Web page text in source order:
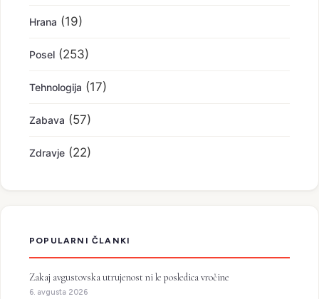
Hrana (19)
Posel (253)
Tehnologija (17)
Zabava (57)
Zdravje (22)
POPULARNI ČLANKI
Zakaj avgustovska utrujenost ni le posledica vročine
6. avgusta 2026